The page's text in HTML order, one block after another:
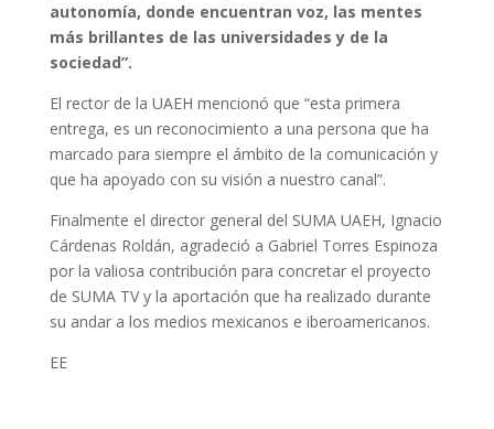
autonomía, donde encuentran voz, las mentes
más brillantes de las universidades y de la
sociedad”.
El rector de la UAEH mencionó que “esta primera
entrega, es un reconocimiento a una persona que ha
marcado para siempre el ámbito de la comunicación y
que ha apoyado con su visión a nuestro canal”.
Finalmente el director general del SUMA UAEH, Ignacio
Cárdenas Roldán, agradeció a Gabriel Torres Espinoza
por la valiosa contribución para concretar el proyecto
de SUMA TV y la aportación que ha realizado durante
su andar a los medios mexicanos e iberoamericanos.
EE